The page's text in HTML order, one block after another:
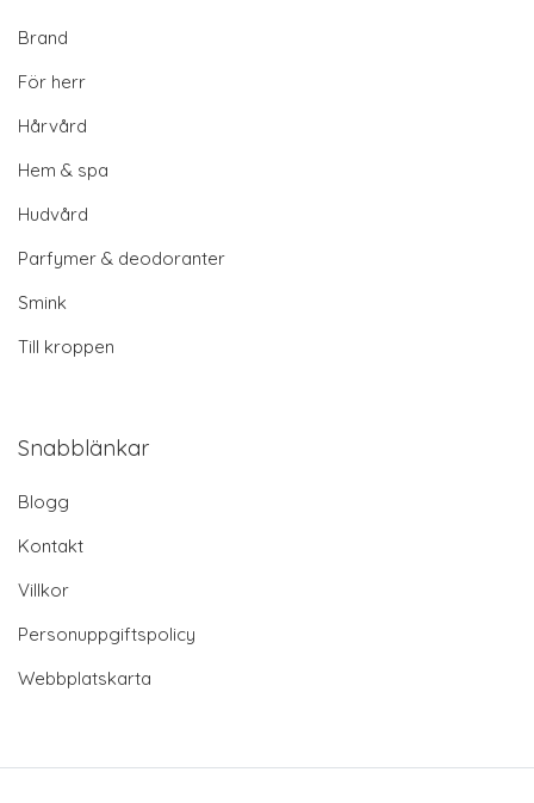
Brand
För herr
Hårvård
Hem & spa
Hudvård
Parfymer & deodoranter
Smink
Till kroppen
Snabblänkar
Blogg
Kontakt
Villkor
Personuppgiftspolicy
Webbplatskarta